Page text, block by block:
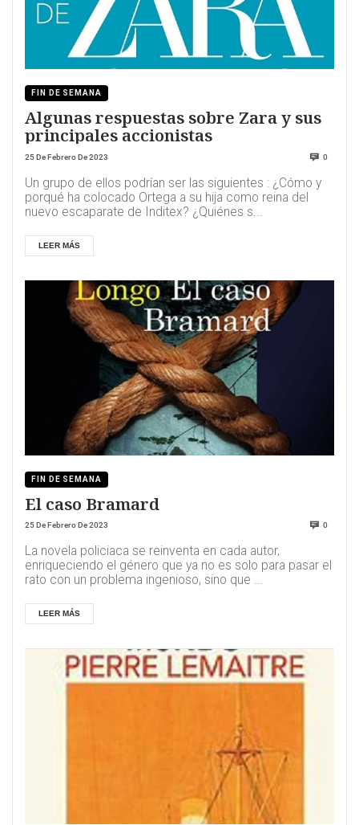
FIN DE SEMANA
Algunas respuestas sobre Zara y sus
principales accionistas
25 De Febrero De 2023 0
Un grupo de ellos podrían ser las siguientes : ¿Cómo y
porqué ha colocado Ortega a su hija como reina del
nuevo escaparate de Inditex? ¿Quiénes s...
LEER MÁS
FIN DE SEMANA
El caso Bramard
25 De Febrero De 2023 0
La novela policiaca se reinventa en cada autor,
enriqueciendo el género que ya no es solo para pasar el
rato con un problema ingenioso, sino que ...
LEER MÁS